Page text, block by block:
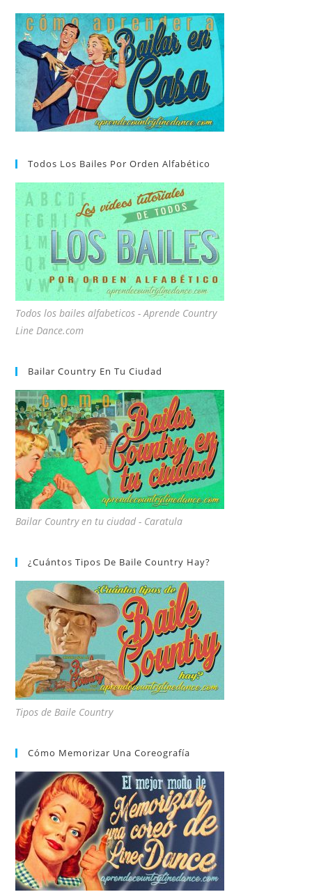
Todos Los Bailes Por Orden Alfabético
Todos los bailes alfabeticos - Aprende Country
Line Dance.com
Bailar Country En Tu Ciudad
Bailar Country en tu ciudad - Caratula
¿Cuántos Tipos De Baile Country Hay?
Tipos de Baile Country
Cómo Memorizar Una Coreografía